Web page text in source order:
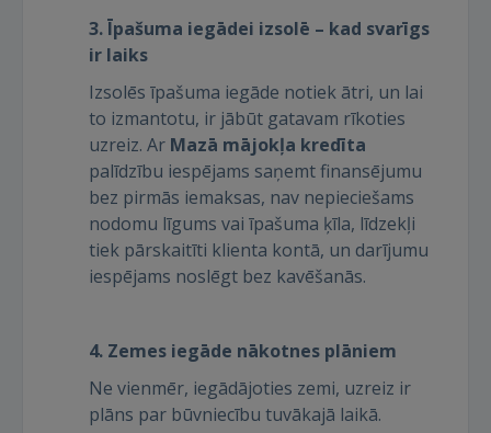
Ienākt
3. Īpašuma iegādei izsolē – kad svarīgs
ir laiks
Izsolēs īpašuma iegāde notiek ātri, un lai
to izmantotu, ir jābūt gatavam rīkoties
uzreiz. Ar Mazā mājokļa kredīta
palīdzību iespējams saņemt finansējumu
bez pirmās iemaksas, nav nepieciešams
nodomu līgums vai īpašuma ķīla, līdzekļi
tiek pārskaitīti klienta kontā, un darījumu
iespējams noslēgt bez kavēšanās.
4. Zemes iegāde nākotnes plāniem
Ne vienmēr, iegādājoties zemi, uzreiz ir
plāns par būvniecību tuvākajā laikā.